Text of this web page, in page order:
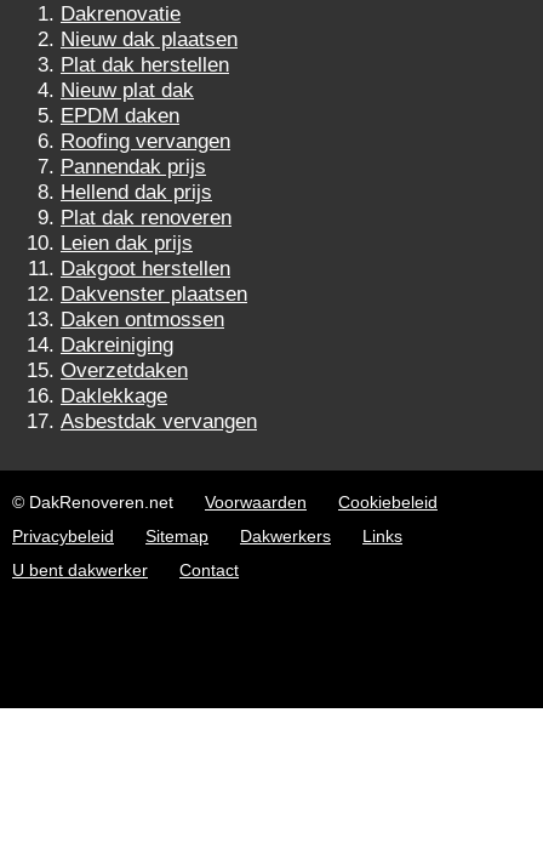
Dakrenovatie
Nieuw dak plaatsen
Plat dak herstellen
Nieuw plat dak
EPDM daken
Roofing vervangen
Pannendak prijs
Hellend dak prijs
Plat dak renoveren
Leien dak prijs
Dakgoot herstellen
Dakvenster plaatsen
Daken ontmossen
Dakreiniging
Overzetdaken
Daklekkage
Asbestdak vervangen
© DakRenoveren.net Voorwaarden
Cookiebeleid
Privacybeleid
Sitemap Dakwerkers
Links
U bent dakwerker
Contact